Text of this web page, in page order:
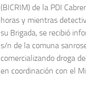
(BICRIM) de la PDI
horas y mientras
su Brigada, se recibió
s/n de la comuna
comercializando droga
en coordinación con el